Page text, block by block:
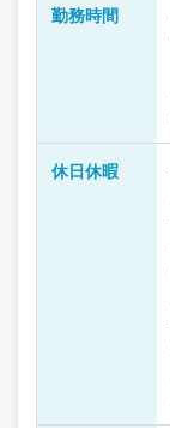
勤務時間
休日休暇